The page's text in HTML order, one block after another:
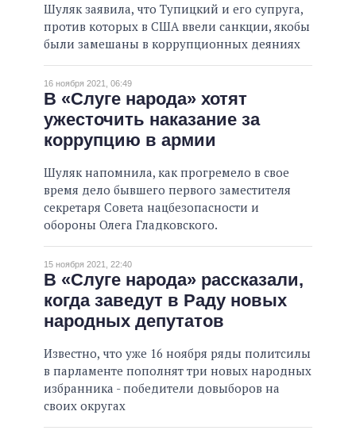
Шуляк заявила, что Тупицкий и его супруга,
против которых в США ввели санкции, якобы
были замешаны в коррупционных деяниях
16 ноября 2021, 06:49
В «Слуге народа» хотят
ужесточить наказание за
коррупцию в армии
Шуляк напомнила, как прогремело в свое
время дело бывшего первого заместителя
секретаря Совета нацбезопасности и
обороны Олега Гладковского.
15 ноября 2021, 22:40
В «Слуге народа» рассказали,
когда заведут в Раду новых
народных депутатов
Известно, что уже 16 ноября ряды политсилы
в парламенте пополнят три новых народных
избранника - победители довыборов на
своих округах